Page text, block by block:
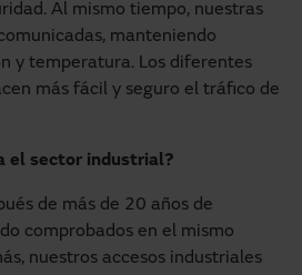
Al mismo tiempo, nuestras
manteniendo
y temperatura. Los diferentes
más fácil y seguro el tráfico de
el sector industrial?
de más de 20 años de
comprobados en el mismo
nuestros accesos industriales